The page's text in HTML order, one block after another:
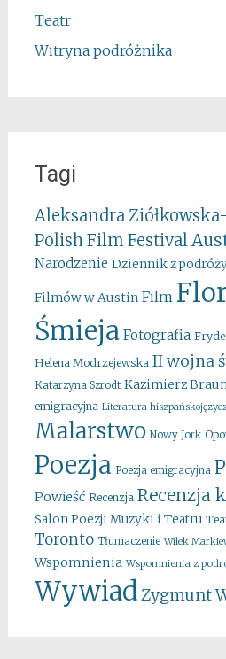
Teatr
Witryna podróżnika
Tagi
Aleksandra
Polish Film Festival
Narodzenie Dziennik z
Filmów w Austin Film
Śmieja Fotografia
Helena Modrzejewska II wojna
Katarzyna Szrodt Kazimierz
emigracyjna Literatura
Malarstwo Nowy Jork
Poezja Poezja emigracyjna
Powieść Recenzja Recenzja
Salon Poezji Muzyki i Teatru
Toronto Tłumaczenie Wilek
Wspomnienia Wspomnienia z
WywiadZygmunt